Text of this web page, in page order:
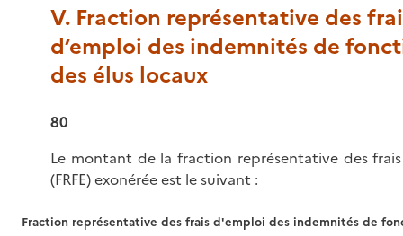
V. Fraction représentative des
d’emploi des indemnités de
des élus locaux
80
Le montant de la fraction représentative des frais
(FRFE) exonérée est le suivant :
Fraction représentative des frais d'emploi des indemnités de